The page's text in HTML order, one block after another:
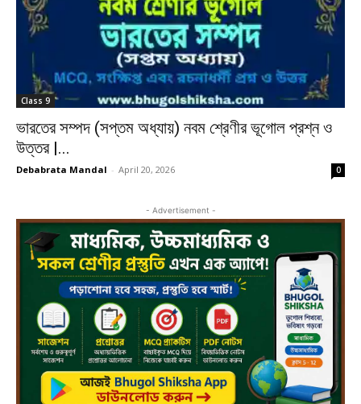
Class 9
ভারতের সম্পদ (সপ্তম অধ্যায়) নবম শ্রেণীর ভূগোল প্রশ্ন ও
উত্তর |...
Debabrata Mandal - April 20, 2026 0
- Advertisement -